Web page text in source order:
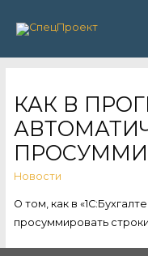
КАК В
Новости
О том, как в
просуммировать